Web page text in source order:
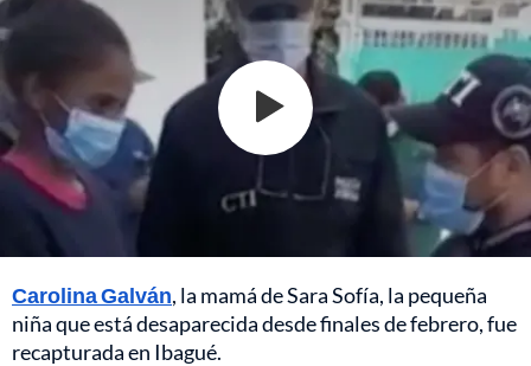
Carolina Galván, la mamá de Sara Sofía, la pequeña
niña que está desaparecida desde finales de febrero, fue
recapturada en Ibagué.